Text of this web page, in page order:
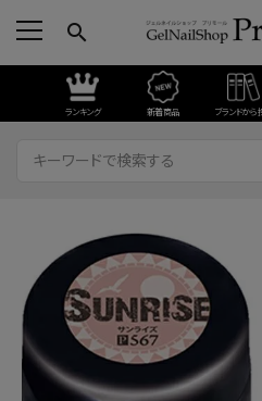
search
ランキング 新着商品 ブランドから